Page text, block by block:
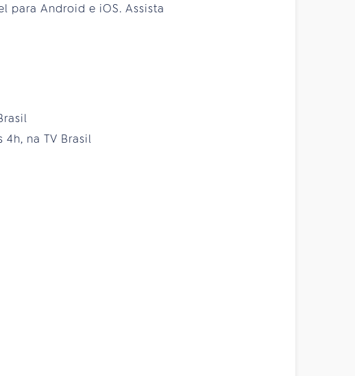
para Android e iOS. Assista
na TV Brasil